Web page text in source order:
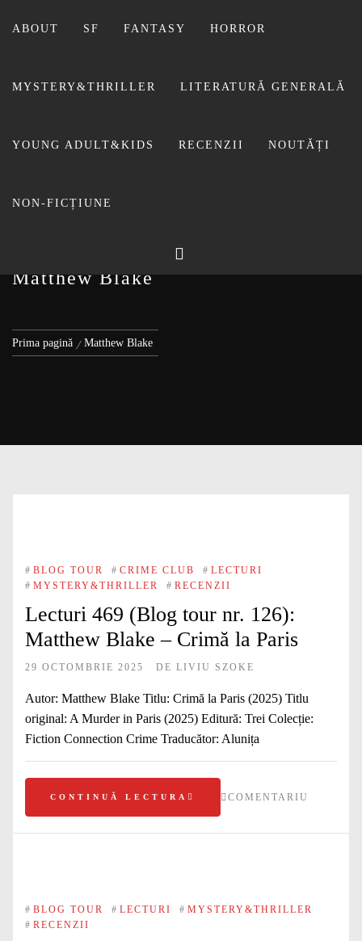
ABOUT SF FANTASY HORROR
MYSTERY&THRILLER LITERATURĂ GENERALĂ
YOUNG ADULT&KIDS RECENZII NOUTĂȚI
NON-FICȚIUNE
BIBLIOTECA LUI
Matthew Blake
Prima pagină Matthew Blake
# BLOG TOUR # CRIME CLUB # LECTURI
# MYSTERY&THRILLER # RECENZII
Lecturi 469 (Blog tour nr. 126):
Matthew Blake – Crimă la Paris
29 OCTOMBRIE 2025 DE LIVIU SZOKE
Autor: Matthew Blake Titlu: Crimă la Paris (2025) Titlu
original: A Murder in Paris (2025) Editură: Trei Colecție:
Fiction Connection Crime Traducător: Alunița
CONTINUĂ LECTURA COMENTARIU
# BLOG TOUR # LECTURI # MYSTERY&THRILLER
# RECENZII